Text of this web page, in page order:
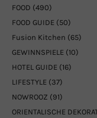
FOOD (490)
FOOD GUIDE (50)
Fusion Kitchen (65)
GEWINNSPIELE (10)
HOTEL GUIDE (16)
LIFESTYLE (37)
NOWROOZ (91)
ORIENTALISCHE